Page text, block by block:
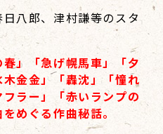
八郎、津村謙等のスタ
春」「急げ幌馬車」「夕
金金」「轟沈」「憧れ
ラー」「赤いランプの
めぐる作曲秘話。